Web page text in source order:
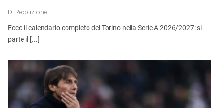
Di Redazione
Ecco il calendario completo del Torino nella Serie A 2026/2027: si
parte il [...]